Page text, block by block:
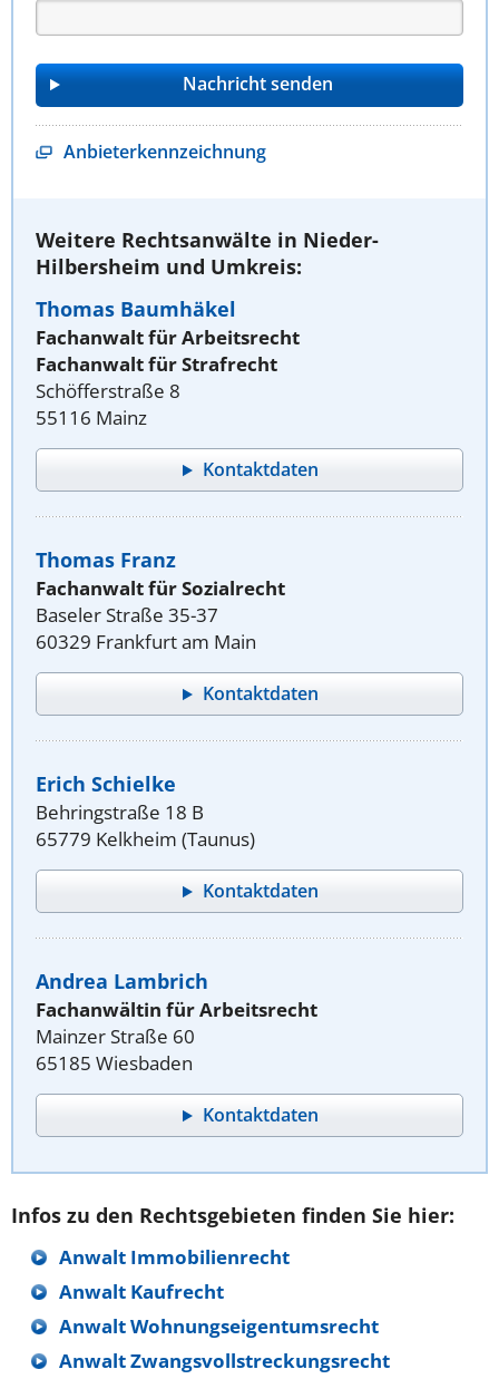
Anbieterkennzeichnung
Weitere Rechtsanwälte in Nieder-
Hilbersheim und Umkreis:
Thomas Baumhäkel
Fachanwalt für Arbeitsrecht
Fachanwalt für Strafrecht
Schöfferstraße 8
55116 Mainz
Kontaktdaten
Thomas Franz
Fachanwalt für Sozialrecht
Baseler Straße 35-37
60329 Frankfurt am Main
Kontaktdaten
Erich Schielke
Behringstraße 18 B
65779 Kelkheim (Taunus)
Kontaktdaten
Andrea Lambrich
Fachanwältin für Arbeitsrecht
Mainzer Straße 60
65185 Wiesbaden
Kontaktdaten
Infos zu den Rechtsgebieten finden Sie hier:
Anwalt Immobilienrecht
Anwalt Kaufrecht
Anwalt Wohnungseigentumsrecht
Anwalt Zwangsvollstreckungsrecht